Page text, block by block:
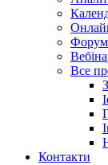
Форум
Все
Контакти